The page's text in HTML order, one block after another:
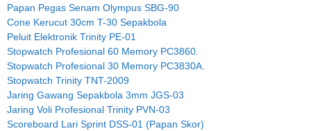
Papan Pegas Senam Olympus SBG-90
Cone Kerucut 30cm T-30 Sepakbola
Peluit Elektronik Trinity PE-01
Stopwatch Profesional 60 Memory PC3860.
Stopwatch Profesional 30 Memory PC3830A.
Stopwatch Trinity TNT-2009
Jaring Gawang Sepakbola 3mm JGS-03
Jaring Voli Profesional Trinity PVN-03
Scoreboard Lari Sprint DSS-01 (Papan Skor)